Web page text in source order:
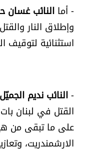
- أماالنائب غسان
وإطلاق النار
استثنائية لتوقيف
-النائب نديم الجميّل
القتل في لبنان
على ما تبقى من
الارشمندريت،